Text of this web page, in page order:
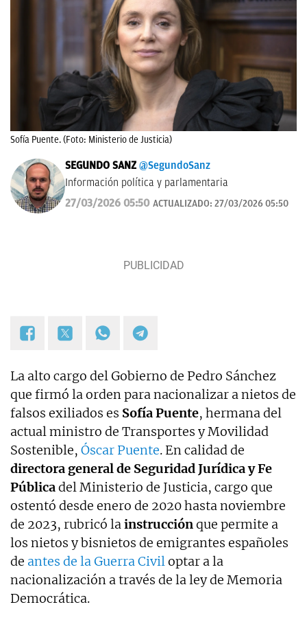
Sofía Puente. (Foto: Ministerio de Justicia)
SEGUNDO SANZ @SegundoSanz
Información política y parlamentaria
27/03/2026 05:50 ACTUALIZADO: 27/03/2026 05:50
La alto cargo del Gobierno de Pedro Sánchez
que firmó la orden para nacionalizar a nietos de
falsos exiliados es Sofía Puente, hermana del
actual ministro de Transportes y Movilidad
Sostenible, Óscar Puente. En calidad de
directora general de Seguridad Jurídica y Fe
Públicadel Ministerio de Justicia, cargo que
ostentó desde enero de 2020 hasta noviembre
de 2023​, rubricó lainstrucciónque permite a
los nietos y bisnietos de emigrantes españoles
de antes de la Guerra Civiloptar a la
nacionalización a través de la ley de Memoria
Democrática.